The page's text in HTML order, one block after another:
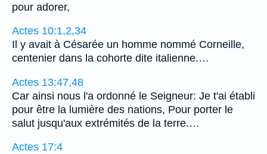
pour adorer,
Actes 10:1,2,34
Il y avait à Césarée un homme nommé Corneille,
centenier dans la cohorte dite italienne.…
Actes 13:47,48
Car ainsi nous l'a ordonné le Seigneur: Je t'ai établi
pour être la lumière des nations, Pour porter le
salut jusqu'aux extrémités de la terre.…
Actes 17:4